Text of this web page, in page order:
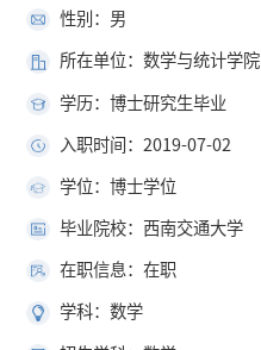
性别：男
所在单位：数学与统计学院
学历：博士研究生毕业
入职时间：2019-07-02
学位：博士学位
毕业院校：西南交通大学
在职信息：在职
学科：数学